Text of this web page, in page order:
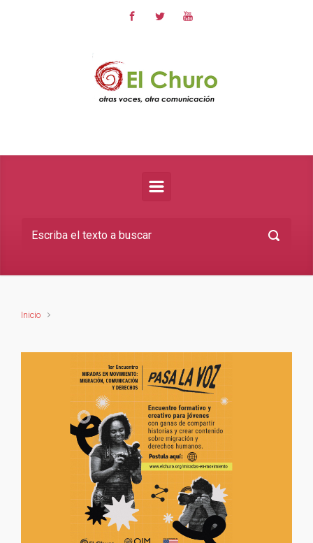
Saltar al contenido principal
Inicio